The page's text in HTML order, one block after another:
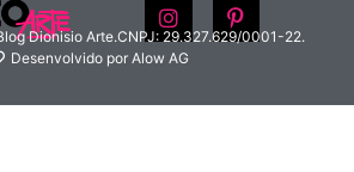
Dionisio Arte.CNPJ: 29.327.629/0001-22.
Desenvolvido por Alow AG